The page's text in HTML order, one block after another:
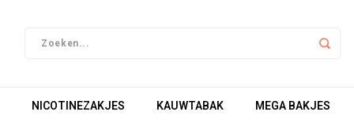
NICOTINEZAKJES KAUWTABAK MEGA BAKJES